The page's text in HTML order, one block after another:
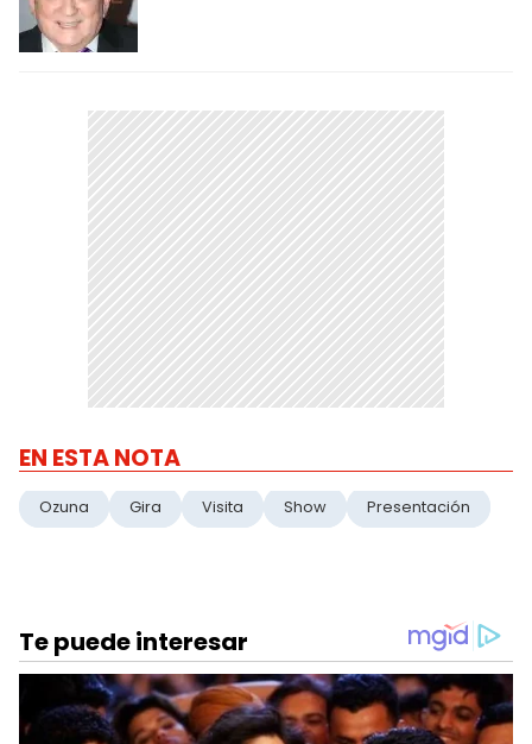
EN ESTA NOTA
Ozuna Gira Visita Show Presentación